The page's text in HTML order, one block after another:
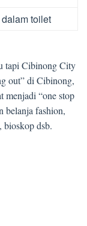
toilet
tapi Cibinong City
out” di Cibinong,
menjadi “one stop
belanja fashion,
bioskop dsb.